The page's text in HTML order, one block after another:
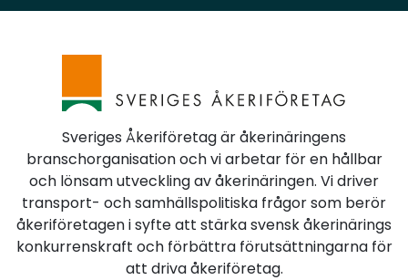
Sveriges Åkeriföretag är åkerinäringens
branschorganisation och vi arbetar för en hållbar
och lönsam utveckling av åkerinäringen. Vi driver
transport- och samhällspolitiska frågor som berör
åkeriföretagen i syfte att stärka svensk åkerinärings
konkurrenskraft och förbättra förutsättningarna för
att driva åkeriföretag.